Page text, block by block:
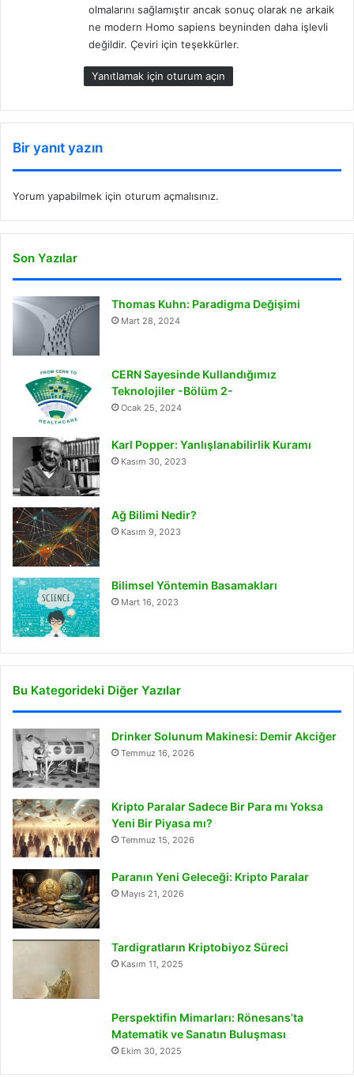
olmalarını sağlamıştır ancak sonuç olarak ne arkaik
ne modern Homo sapiens beyninden daha işlevli
değildir. Çeviri için teşekkürler.
Yanıtlamak için oturum açın
Bir yanıt yazın
Yorum yapabilmek için oturum açmalısınız.
Son Yazılar
Thomas Kuhn: Paradigma Değişimi
Mart 28, 2024
CERN Sayesinde Kullandığımız
Teknolojiler -Bölüm 2-
Ocak 25, 2024
Karl Popper: Yanlışlanabilirlik Kuramı
Kasım 30, 2023
Ağ Bilimi Nedir?
Kasım 9, 2023
Bilimsel Yöntemin Basamakları
Mart 16, 2023
Bu Kategorideki Diğer Yazılar
Drinker Solunum Makinesi: Demir Akciğer
Temmuz 16, 2026
Kripto Paralar Sadece Bir Para mı Yoksa
Yeni Bir Piyasa mı?
Temmuz 15, 2026
Paranın Yeni Geleceği: Kripto Paralar
Mayıs 21, 2026
Tardigratların Kriptobiyoz Süreci
Kasım 11, 2025
Perspektifin Mimarları: Rönesans’ta
Matematik ve Sanatın Buluşması
Ekim 30, 2025